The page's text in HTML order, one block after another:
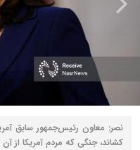
نصر: معاون رئیس‌جمهور سابق
کشاند، جنگی که مردم آمریکا از آن